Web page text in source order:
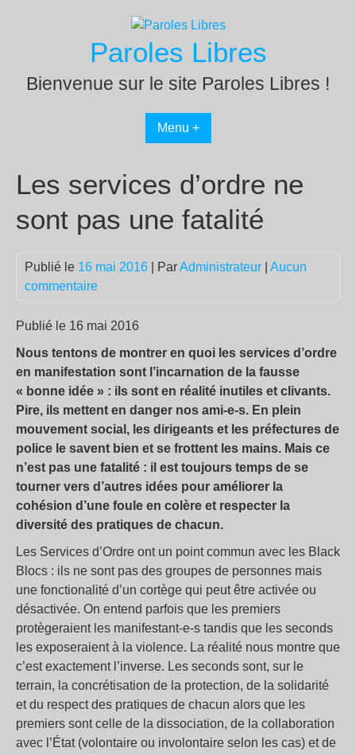
Paroles Libres
Bienvenue sur le site Paroles Libres !
Menu +
Les services d’ordre ne
sont pas une fatalité
Publié le 16 mai 2016 | ParAdministrateur
Aucun
commentaire
Publié le 16 mai 2016
Nous tentons de montrer en quoi les services d’ordre
en manifestation sont l’incarnation de la fausse
« bonne idée » : ils sont en réalité inutiles et clivants.
Pire, ils mettent en danger nos ami-e-s. En plein
mouvement social, les dirigeants et les préfectures de
police le savent bien et se frottent les mains. Mais ce
n’est pas une fatalité : il est toujours temps de se
tourner vers d’autres idées pour améliorer la
cohésion d’une foule en colère et respecter la
diversité des pratiques de chacun.
Les Services d’Ordre ont un point commun avec les Black
Blocs : ils ne sont pas des groupes de personnes mais
une fonctionalité d’un cortège qui peut être activée ou
désactivée. On entend parfois que les premiers
protègeraient les manifestant-e-s tandis que les seconds
les exposeraient à la violence. La réalité nous montre que
c’est exactement l’inverse. Les seconds sont, sur le
terrain, la concrétisation de la protection, de la solidarité
et du respect des pratiques de chacun alors que les
premiers sont celle de la dissociation, de la collaboration
avec l’État (volontaire ou involontaire selon les cas) et de